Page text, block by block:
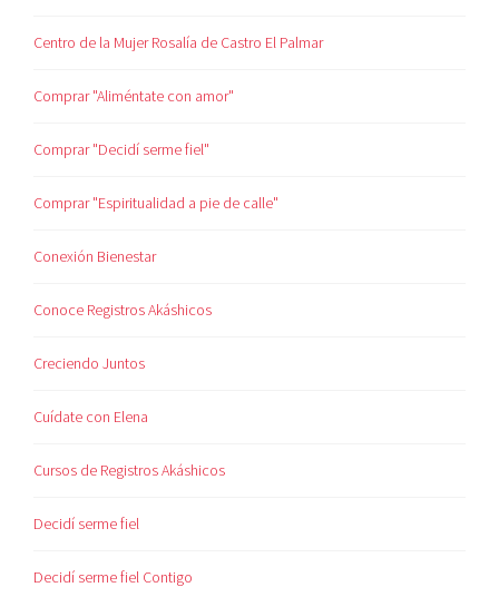
Centro de la Mujer Rosalía de Castro El Palmar
Comprar "Aliméntate con amor"
Comprar "Decidí serme fiel"
Comprar "Espiritualidad a pie de calle"
Conexión Bienestar
Conoce Registros Akáshicos
Creciendo Juntos
Cuídate con Elena
Cursos de Registros Akáshicos
Decidí serme fiel
Decidí serme fiel Contigo